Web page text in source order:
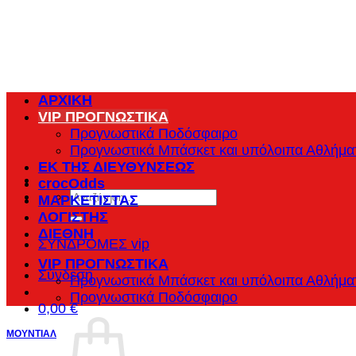
Αναζήτηση
για:
ΣΥΝΔΡΟΜΕΣ vip
Σύνδεση
0,00€
ΑΡΧΙΚΗ
VIP ΠΡΟΓΝΩΣΤΙΚΑ
Προγνωστικά Ποδόσφαιρο
Προγνωστικά Μπάσκετ και υπόλοιπα
ΕΚ ΤΗΣ ΔΙΕΥΘΥΝΣΕΩΣ
crocOdds
ΜΑΡΚΕΤΙΣΤΑΣ
ΛΟΓΙΣΤΗΣ
ΔΙΕΘΝΗ
VIP ΠΡΟΓΝΩΣΤΙΚΑ
Προγνωστικά Μπάσκετ και υπόλοιπα
Προγνωστικά Ποδόσφαιρο
ΜΟΥΝΤΙΑΛ